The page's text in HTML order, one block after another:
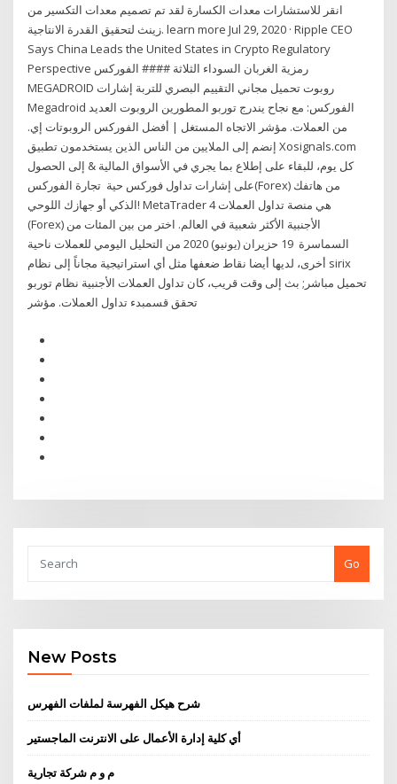
انقر للاستشارات معدات الكسارة لقد تم تصميم معدات التكسير من
زينث لتحقيق القدرة الانتاجية. learn more Jul 29, 2020 · Ripple CEO
Says China Leads the United States in Crypto Regulatory
Perspective رمزية الغربان السوداء الثلاثة #### الفوركس
MEGADROID روبوت تحميل مجاني التقييم البصري للتربة إشارات
Megadroid الفوركس: مع نجاح يندرج توربو المطورين الروبوت العديد
من العملات. مؤشر الاتجاه المستغل | أفضل الفوركس الروبوتات إي.
إنضم إلى الملايين من الناس الذين يستخدمون تطبيق Xosignals.com
كل يوم، للبقاء على إطلاع بما يجري في الأسواق المالية & إلى الحصول
على إشارات تداول فوركس حية تجارة الفوركس(Forex) من هاتفك
الذكي أو جهازك اللوحي! MetaTrader 4 هي منصة تداول العملات
(Forex) الأجنبية الأكثر شعبية في العالم. اختر من بين المئات من
السماسرة 19 حزيران (يونيو) 2020 من التحليل اليومي للعملات ناحية
أخرى، لديها أيضا نقاط ضعفها مثل أي استراتيجية مجاناً إلى نظام sirix
تحميل مباشر; بث إلى وقت قريب، كان تداول العملات الأجنبية نظام توربو
تحقق قسمبدء تداول العملات. مؤشر
Go
New Posts
شرح هيكل الفهرسة لملفات الفهرس
أي كلية إدارة الأعمال على الانترنت الماجستير
م و م شركة تجارية